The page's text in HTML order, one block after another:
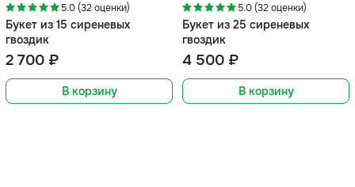
5.0 (32 оценки)
Букет из 15 сиреневых
гвоздик
2 700 ₽
В корзину
5.0 (32 оценки)
Букет из 25 сиреневых
гвоздик
4 500 ₽
В корзину